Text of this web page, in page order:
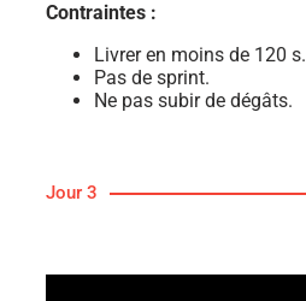
Contraintes :
Livrer en moins de 120 s.
Pas de sprint.
Ne pas subir de dégâts.
Jour 3